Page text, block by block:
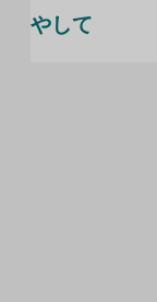
やして